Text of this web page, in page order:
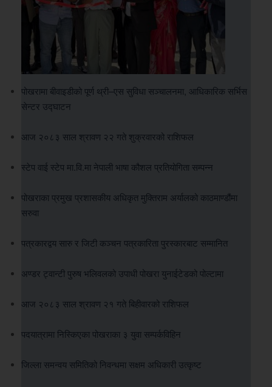
पोखरामा बीवाइडीको पूर्ण थ्री–एस सुविधा सञ्चालनमा, आधिकारिक सर्भिस
सेन्टर उद्घाटन
आज २०८३ साल श्रावण २२ गते शुक्रवारको राशिफल
स्टेप वाई स्टेप मा.वि.मा नेपाली भाषा कौशल प्रतियोगिता सम्पन्न
पोखराका प्रमुख प्रशासकीय अधिकृत मुक्तिराम अर्यालको काठमाण्डौंमा
सरुवा
पत्रकारद्वय सारु र जिटी कञ्चन पत्रकारिता पुरस्कारबाट सम्मानित
अण्डर ट्वान्टी पुरुष भलिवलको उपाधी पोखरा युनाईटेडको पोल्टामा
आज २०८३ साल श्रावण २१ गते बिहीवारको राशिफल
पदयात्रामा निस्किएका पोखराका ३ युवा सम्पर्कविहिन
जिल्ला समन्वय समितिको निवन्धमा सक्षम अधिकारी उत्कृष्ट